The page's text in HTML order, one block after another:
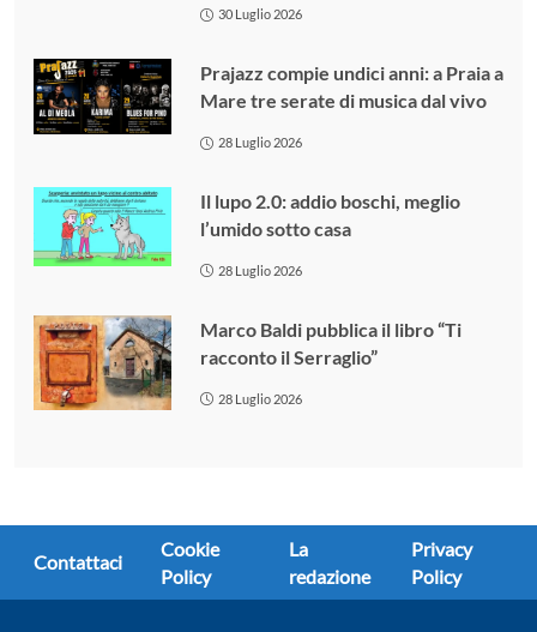
30 Luglio 2026
Prajazz compie undici anni: a Praia a
Mare tre serate di musica dal vivo
28 Luglio 2026
Il lupo 2.0: addio boschi, meglio
l’umido sotto casa
28 Luglio 2026
Marco Baldi pubblica il libro “Ti
racconto il Serraglio”
28 Luglio 2026
Contattaci
Cookie
Policy
La
redazione
Privacy
Policy